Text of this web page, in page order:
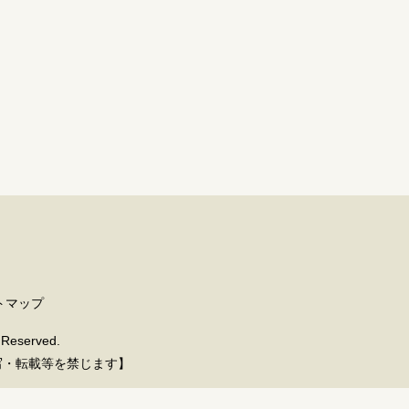
マップ
転載等を禁じます】